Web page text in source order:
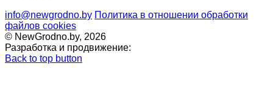
info@newgrodno.by Политика в отношении обработки
файлов cookies
© NewGrodno.by, 2026
Разработка и продвижение:
Back to top button